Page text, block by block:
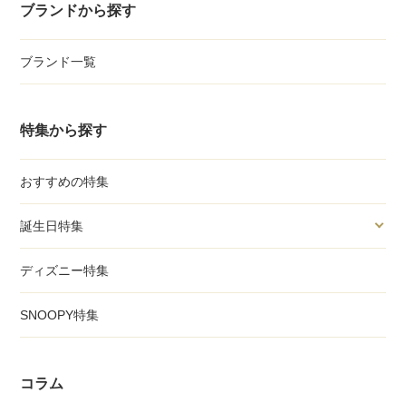
ブランドから探す
ブランド一覧
特集から探す
おすすめの特集
誕生日特集
ディズニー特集
SNOOPY特集
コラム